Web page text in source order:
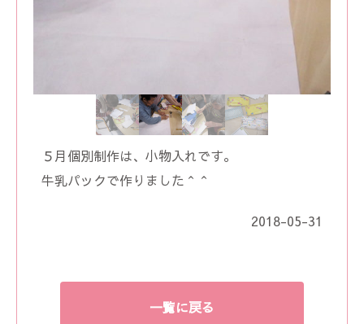
５月個別制作は、小物入れです。
牛乳パックで作りました＾＾
2018-05-31
一覧に戻る